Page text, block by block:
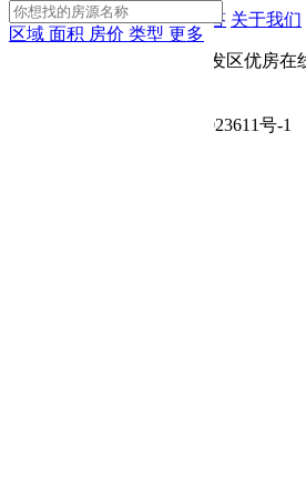
区域 面积 房价 类型 更多
App下载 网站地图 房产问答 关于我们
Copyright © 宝鸡市高新开发区优房
ICP备案号：陕ICP备2024023611号-1